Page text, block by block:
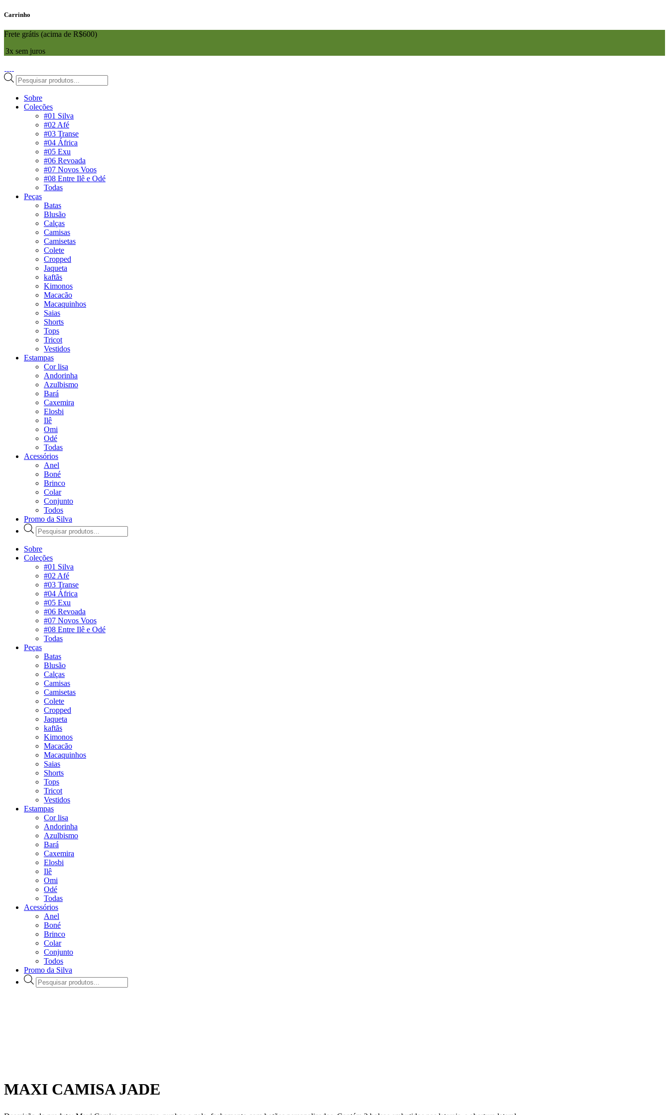
Carrinho
Frete grátis (acima de R$600)
3x sem juros
Pesquisar
produtos
Sobre
Coleções
#01 Silva
#02 Afé
#03 Transe
#04 África
#05 Exu
#06 Revoada
#07 Novos Voos
#08 Entre Ilê e Odé
Todas
Peças
Batas
Blusão
Calças
Camisas
Camisetas
Colete
Cropped
Jaqueta
kaftãs
Kimonos
Macacão
Macaquinhos
Saias
Shorts
Tops
Tricot
Vestidos
Estampas
Cor lisa
Andorinha
Azulbismo
Bará
Caxemira
Elosbi
Ilê
Omi
Odé
Todas
Acessórios
Anel
Boné
Brinco
Colar
Conjunto
Todos
Promo da Silva
Pesquisar
produtos
Sobre
Coleções
#01 Silva
#02 Afé
#03 Transe
#04 África
#05 Exu
#06 Revoada
#07 Novos Voos
#08 Entre Ilê e Odé
Todas
Peças
Batas
Blusão
Calças
Camisas
Camisetas
Colete
Cropped
Jaqueta
kaftãs
Kimonos
Macacão
Macaquinhos
Saias
Shorts
Tops
Tricot
Vestidos
Estampas
Cor lisa
Andorinha
Azulbismo
Bará
Caxemira
Elosbi
Ilê
Omi
Odé
Todas
Acessórios
Anel
Boné
Brinco
Colar
Conjunto
Todos
Promo da Silva
Pesquisar
produtos
MAXI CAMISA JADE